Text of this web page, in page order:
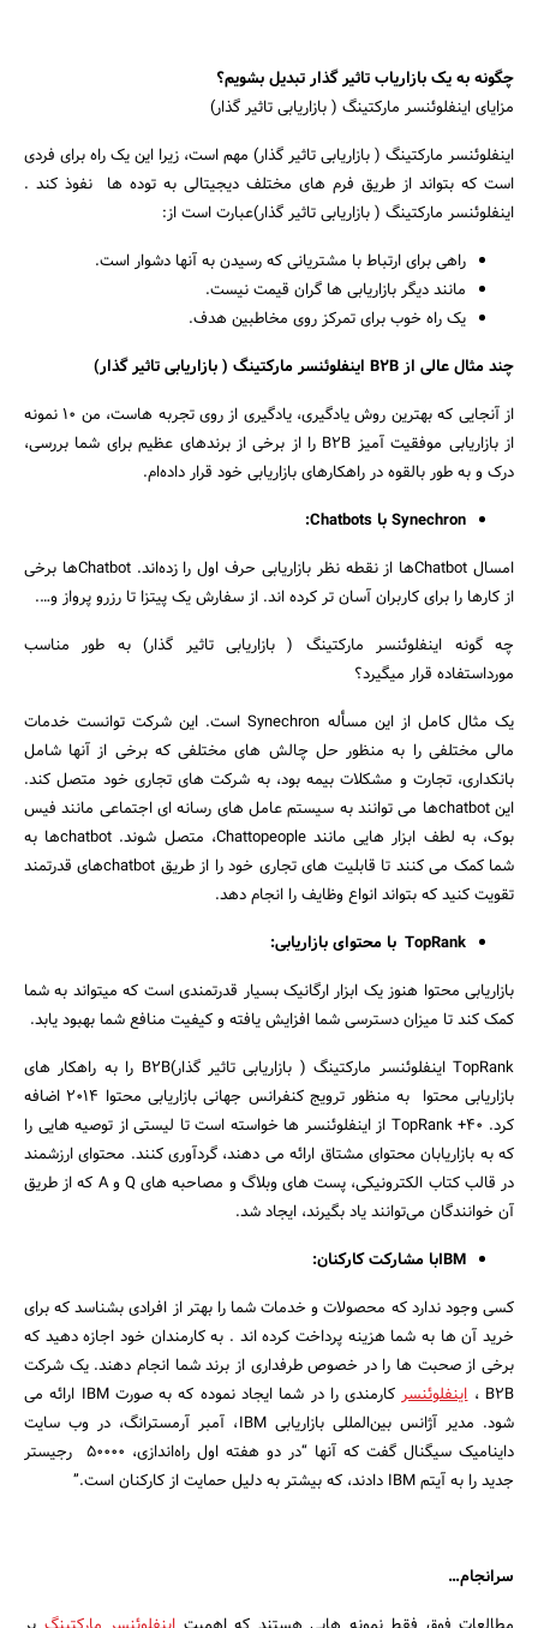
چگونه به یک بازاریاب تاثیر گذار تبدیل بشویم؟
مزایای اینفلوئنسر مارکتینگ ( بازاریابی تاثیر گذار)
اینفلوئنسر مارکتینگ ( بازاریابی تاثیر گذار) مهم است، زیرا این یک راه برای فردی
است که بتواند از طریق فرم های مختلف دیجیتالی به توده ها نفوذ کند .
اینفلوئنسر مارکتینگ ( بازاریابی تاثیر گذار)عبارت است از:
راهی برای ارتباط با مشتریانی که رسیدن به آنها دشوار است.
مانند دیگر بازاریابی ها گران قیمت نیست.
یک راه خوب برای تمرکز روی مخاطبین هدف.
چند مثال عالی از B2B اینفلوئنسر مارکتینگ ( بازاریابی تاثیر گذار)
از آنجایی که بهترین روش یادگیری، یادگیری از روی تجربه هاست، من ۱۰ نمونه
از بازاریابی موفقیت آمیز B2B را از برخی از برندهای عظیم برای شما بررسی،
درک و به طور بالقوه در راهکارهای بازاریابی خود قرار داده‌ام.
Synechron با Chatbots:
امسال Chatbotها از نقطه نظر بازاریابی حرف اول را زده‌اند. Chatbotها برخی
از کارها را برای کاربران آسان تر کرده اند. از سفارش یک پیتزا تا رزرو پرواز و….
چه گونه اینفلوئنسر مارکتینگ ( بازاریابی تاثیر گذار) به طور مناسب
مورداستفاده قرار میگیرد؟
یک مثال کامل از این مسأله Synechron است. این شرکت توانست خدمات
مالی مختلفی را به منظور حل چالش های مختلفی که برخی از آنها شامل
بانکداری، تجارت و مشکلات بیمه بود، به شرکت های تجاری خود متصل کند.
این chatbotها می توانند به سیستم عامل های رسانه ای اجتماعی مانند فیس
بوک، به لطف ابزار هایی مانند Chattopeople، متصل شوند. chatbotها به
شما کمک می کنند تا قابلیت های تجاری خود را از طریق chatbotهای قدرتمند
تقویت کنید که بتواند انواع وظایف را انجام دهد.
TopRank با محتوای بازاریابی:
بازاریابی محتوا هنوز یک ابزار ارگانیک بسیار قدرتمندی است که میتواند به شما
کمک کند تا میزان دسترسی شما افزایش یافته و کیفیت منافع شما بهبود یابد.
TopRank اینفلوئنسر مارکتینگ ( بازاریابی تاثیر گذار)B2B را به راهکار های
بازاریابی محتوا به منظور ترویج کنفرانس جهانی بازاریابی محتوا ۲۰۱۴ اضافه
کرد. TopRank +40 از اینفلوئنسر ها خواسته است تا لیستی از توصیه هایی را
که به بازاریابان محتوای مشتاق ارائه می دهند، گردآوری کنند. محتوای ارزشمند
در قالب کتاب الکترونیکی، پست های وبلاگ و مصاحبه های Q و A که از طریق
آن خوانندگان می‌توانند یاد بگیرند، ایجاد شد.
IBMبا مشارکت کارکنان:
کسی وجود ندارد که محصولات و خدمات شما را بهتر از افرادی بشناسد که برای
خرید آن ها به شما هزینه پرداخت کرده اند . به کارمندان خود اجازه دهید که
برخی از صحبت ها را در خصوص طرفداری از برند شما انجام دهند. یک شرکت
B2B ،
اینفلوئنسر
کارمندی را در شما ایجاد نموده که به صورت IBM ارائه می
شود. مدیر آژانس بین‌المللی بازاریابی IBM، آمبر آرمسترانگ، در وب سایت
داینامیک سیگنال گفت که آنها “در دو هفته اول راه‌اندازی، ۵۰۰۰۰ رجیستر
جدید را به آیتم IBM دادند، که بیشتر به دلیل حمایت از کارکنان است.”
سرانجام…